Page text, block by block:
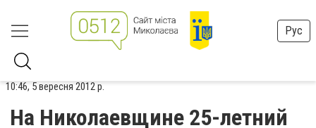
Рус
10:46, 5 вересня 2012 р.
На Николаевщине 25-летний